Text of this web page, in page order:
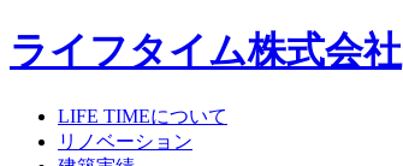
ライフタイム株式会社
LIFE TIMEについて
リノベーション